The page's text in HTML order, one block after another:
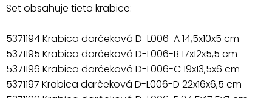
Set obsahuje tieto krabice:
5371194 Krabica darčeková D-L006-A 14,5x10x5 cm
5371195 Krabica darčeková D-L006-B 17x12x5,5 cm
5371196 Krabica darčeková D-L006-C 19x13,5x6 cm
5371197 Krabica darčeková D-L006-D 22x16x6,5 cm